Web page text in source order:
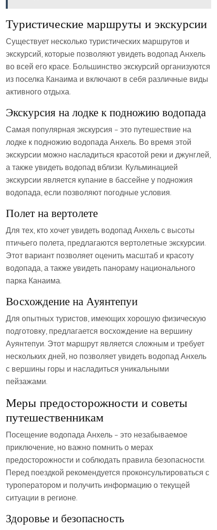
Туристические маршруты и экскурсии
Существует несколько туристических маршрутов и
экскурсий, которые позволяют увидеть водопад Анхель
во всей его красе. Большинство экскурсий организуются
из поселка Канаима и включают в себя различные виды
активного отдыха.
Экскурсия на лодке к подножию водопада
Самая популярная экскурсия – это путешествие на
лодке к подножию водопада Анхель. Во время этой
экскурсии можно насладиться красотой реки и джунглей,
а также увидеть водопад вблизи. Кульминацией
экскурсии является купание в бассейне у подножия
водопада, если позволяют погодные условия.
Полет на вертолете
Для тех, кто хочет увидеть водопад Анхель с высоты
птичьего полета, предлагаются вертолетные экскурсии.
Этот вариант позволяет оценить масштаб и красоту
водопада, а также увидеть панораму национального
парка Канаима.
Восхождение на Ауянтепуи
Для опытных туристов, имеющих хорошую физическую
подготовку, предлагается восхождение на вершину
Ауянтепуи. Этот маршрут является сложным и требует
нескольких дней, но позволяет увидеть водопад Анхель
с вершины горы и насладиться уникальными
пейзажами.
Меры предосторожности и советы
путешественникам
Посещение водопада Анхель – это незабываемое
приключение, но важно помнить о мерах
предосторожности и соблюдать правила безопасности.
Перед поездкой рекомендуется проконсультироваться с
туроператором и получить информацию о текущей
ситуации в регионе.
Здоровье и безопасность